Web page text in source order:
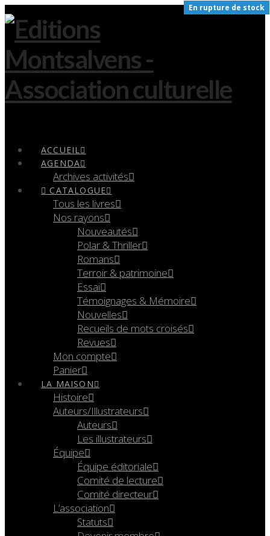
ACCUEIL
AGENDA
Archives activités
CATALOGUE
Tous les livres
Nos rayons
Nouveautés
Polar & Thriller
Romans
Terroir & patrimoine
Essai
Témoignages & Mémoire
Nouvelles
Recueils de mots croisés
Revues
Mon compte
Panier
LA MAISON
Histoire
Auteurs/Illustrateurs
Auteurs
Les illustrateurs
Équipe
Équipe éditoriale
Comité de lecture
Comité directeur
L’association
Statuts
En rupture de stock